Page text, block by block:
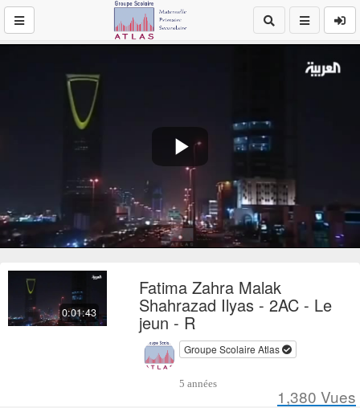
Play
Video
0:01:43
Fatima Zahra Malak
Shahrazad Ilyas - 2AC - Le
jeun - R
Groupe Scolaire Atlas
5 années
1,380 Vues